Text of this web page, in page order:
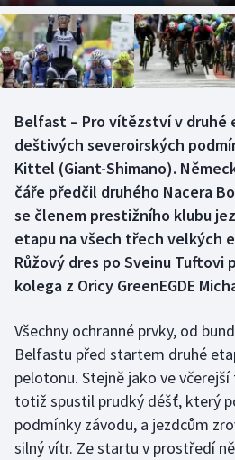
Curling
Dostihy
Futsal
Golf
Gymnastika
Házená
Judo
Krasobruslení
Lezení
Belfast – Pro vítězství v druhé
deštivých severoirských
Kittel (Giant-Shimano).
čáře předčil druhého Nacera
se členem prestižního klubu
etapu na všech třech velkých
Růžový dres po Sveinu Tuftovi
kolega z Oricy GreenEGDE
Všechny ochranné prvky, od
Belfastu před startem druhé
pelotonu. Stejně jako ve
totiž spustil prudký déšť, který
podmínky závodu, a jezdcům
silný vítr. Ze startu v prostředí